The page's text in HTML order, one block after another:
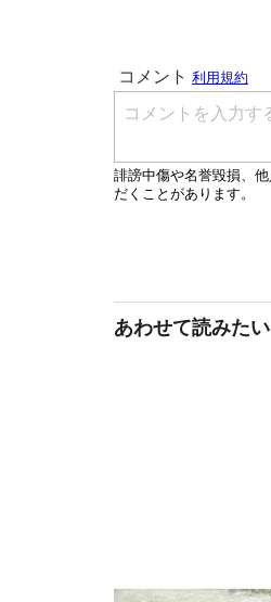
あわせて読みたい